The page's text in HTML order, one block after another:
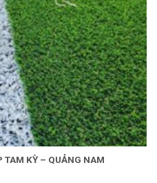
TAM KỲ – QUẢNG NAM